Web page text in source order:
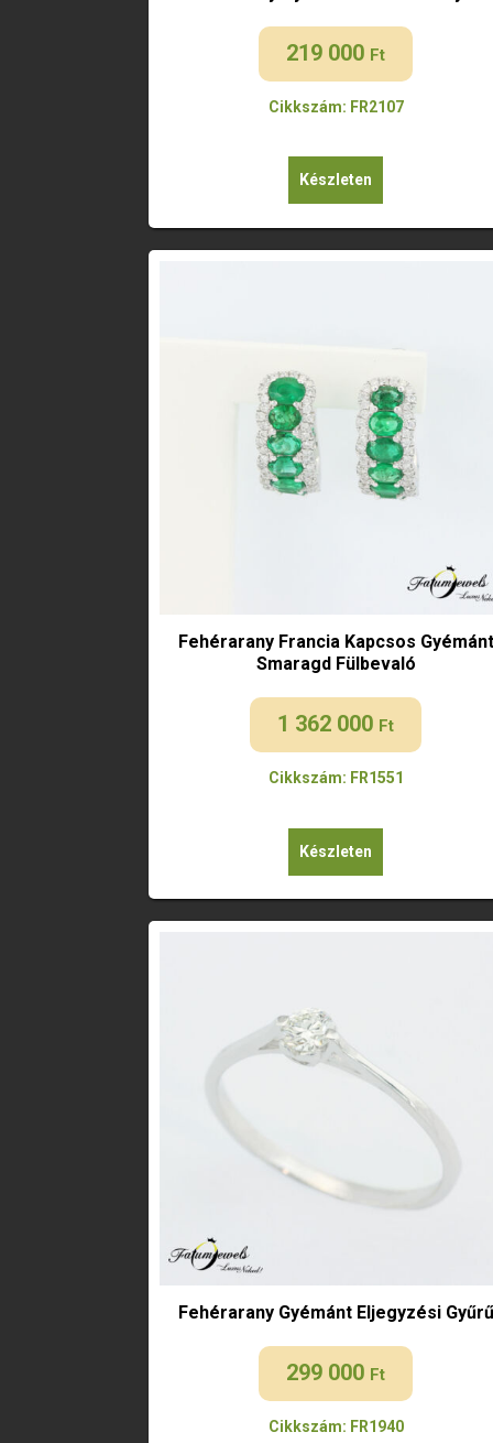
219 000 Ft
Cikkszám: FR2107
Készleten
Fehérarany Francia Kapcsos Gyémánt
Smaragd Fülbevaló
1 362 000 Ft
Cikkszám: FR1551
Készleten
Fehérarany Gyémánt Eljegyzési Gyűrű
299 000 Ft
Cikkszám: FR1940